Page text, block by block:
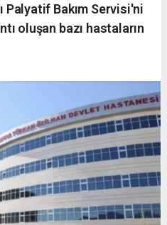
Palyatif Bakım Servisi'ni
oluşan bazı hastaların